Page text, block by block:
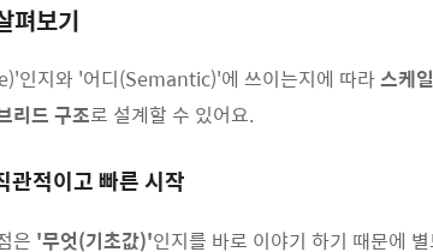
펴보기
인지와 '어디(Semantic)'에 쓰이는지에 따라스케
리드 구조로 설계할 수 있어요.
관적이고 빠른 시작
은 '무엇(기초값)'인지를 바로 이야기 하기 때문에